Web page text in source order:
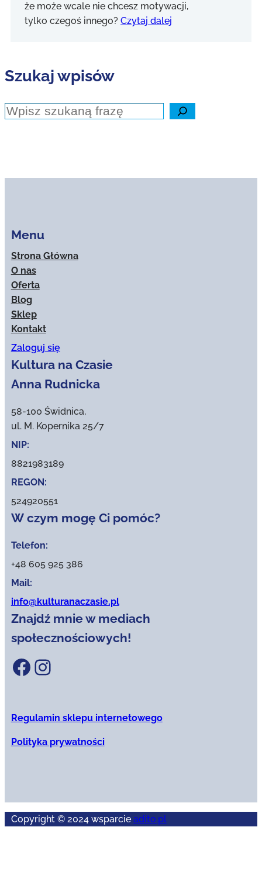
że może wcale nie chcesz motywacji,
tylko czegoś innego? Czytaj dalej
Szukaj wpisów
Szukaj
Menu
Strona Główna
O nas
Oferta
Blog
Sklep
Kontakt
Zaloguj się
Kultura na Czasie
Anna Rudnicka
58-100 Świdnica,
ul. M. Kopernika 25/7
NIP:
8821983189
REGON:
524920551
W czym mogę Ci pomóc?
Telefon:
+48 605 925 386
Mail:
info@kulturanaczasie.pl
Znajdź mnie w mediach
społecznościowych!
Facebook Instagram
Regulamin sklepu internetowego
Polityka prywatności
Copyright © 2024 wsparcie adito.pl